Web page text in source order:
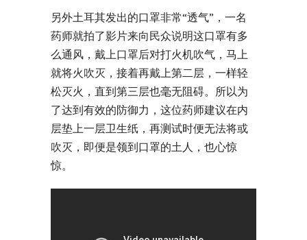
另外土耳其发出的口罩非常“透气”，一名
药师就拍了影片来向民众说明这口罩有多
么通风，戴上口罩后对打火机吹气，马上
就将火吹灭，接着再戴上第二层，一样轻
松灭火，直到第三层也毫无阻碍。所以为
了达到有效的防御力，这位药师建议在内
层垫上一层卫生纸，再测试时便无法将或
吹灭，即便是领到口罩的土人，也心惊
惊。